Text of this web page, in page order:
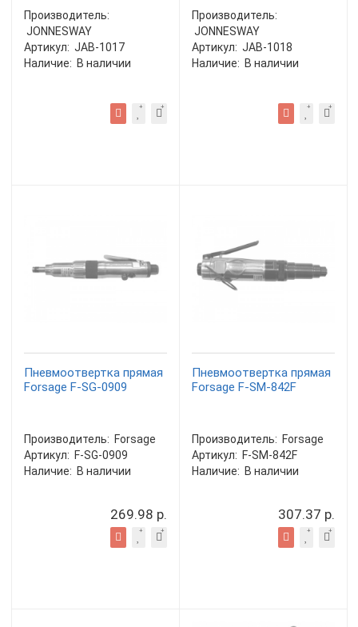
Производитель:
JONNESWAY
Артикул: JAB-1017
Наличие: В наличии
Производитель:
JONNESWAY
Артикул: JAB-1018
Наличие: В наличии
Пневмоотвертка прямая
Forsage F-SG-0909
Производитель: Forsage
Артикул: F-SG-0909
Наличие: В наличии
269.98 р.
Пневмоотвертка прямая
Forsage F-SM-842F
Производитель: Forsage
Артикул: F-SM-842F
Наличие: В наличии
307.37 р.